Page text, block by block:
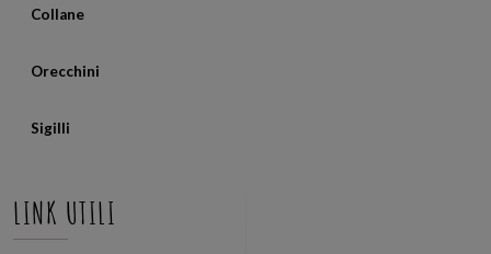
Collane
Orecchini
Sigilli
LINK UTILI